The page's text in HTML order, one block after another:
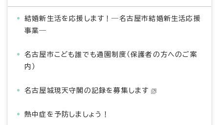
結婚新生活を応援します！―名古屋市結婚新生活応援
事業―
名古屋市こども誰でも通園制度（保護者の方へのご案
内）
名古屋城現天守閣の記録を募集します
熱中症を予防しましょう！